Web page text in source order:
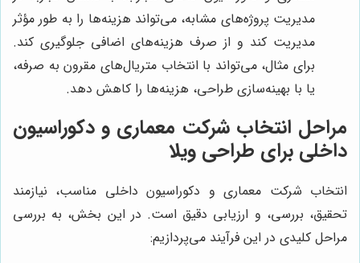
مدیریت پروژه‌های مشابه، می‌تواند هزینه‌ها را به طور مؤثر
مدیریت کند و از صرف هزینه‌های اضافی جلوگیری کند.
برای مثال، می‌تواند با انتخاب متریال‌های مقرون به صرفه،
یا با بهینه‌سازی طراحی، هزینه‌ها را کاهش دهد.
مراحل انتخاب شرکت معماری و دکوراسیون
داخلی برای طراحی ویلا
انتخاب شرکت معماری و دکوراسیون داخلی مناسب، نیازمند
تحقیق، بررسی، و ارزیابی دقیق است. در این بخش، به بررسی
مراحل کلیدی در این فرآیند می‌پردازیم: